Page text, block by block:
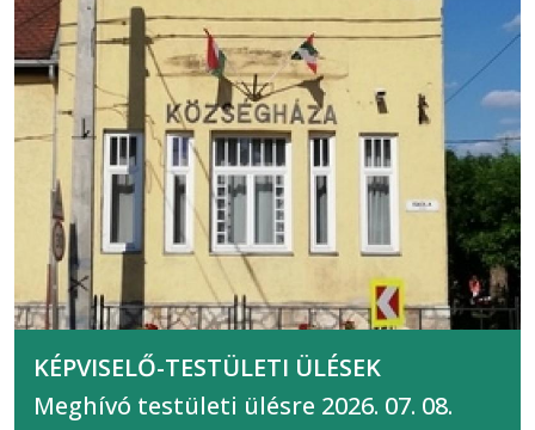
KÉPVISELŐ-TESTÜLETI ÜLÉSEK
Meghívó testületi ülésre 2026. 07. 08.